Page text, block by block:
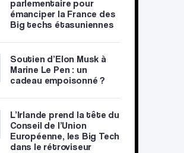
parlementaire pour
émanciper la France des
Big techs étasuniennes
Soutien d’Elon Musk à
Marine Le Pen : un
cadeau empoisonné ?
L’Irlande prend la tête du
Conseil de l’Union
Européenne, les Big Tech
dans le rétroviseur